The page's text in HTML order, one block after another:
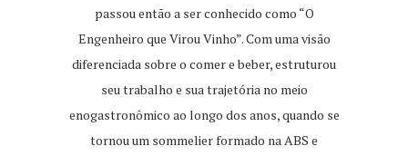
passou então a ser conhecido como “O
Engenheiro que Virou Vinho”. Com uma visão
diferenciada sobre o comer e beber, estruturou
seu trabalho e sua trajetória no meio
enogastronômico ao longo dos anos, quando se
tornou um sommelier formado na ABS e